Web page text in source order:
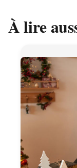
À lire